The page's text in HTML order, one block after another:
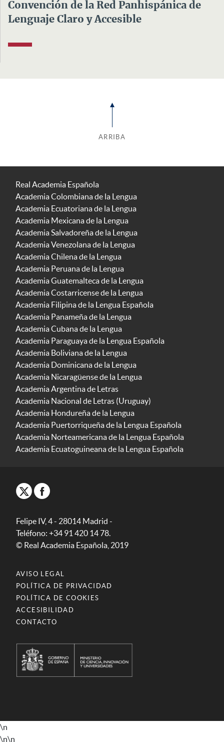
Convención de la Red Panhispánica de
Lenguaje Claro y Accesible
ARRIBA
Real Academia Española
Academia Colombiana de la Lengua
Academia Ecuatoriana de la Lengua
Academia Mexicana de la Lengua
Academia Salvadoreña de la Lengua
Academia Venezolana de la Lengua
Academia Chilena de la Lengua
Academia Peruana de la Lengua
Academia Guatemalteca de la Lengua
Academia Costarricense de la Lengua
Academia Filipina de la Lengua Española
Academia Panameña de la Lengua
Academia Cubana de la Lengua
Academia Paraguaya de la Lengua Española
Academia Boliviana de la Lengua
Academia Dominicana de la Lengua
Academia Nicaragüense de la Lengua
Academia Argentina de Letras
Academia Nacional de Letras (Uruguay)
Academia Hondureña de la Lengua
Academia Puertorriqueña de la Lengua Española
Academia Norteamericana de la Lengua Española
Academia Ecuatoguineana de la Lengua Española
Felipe IV, 4 - 28014 Madrid -
Teléfono: +34 91 420 14 78.
© Real Academia Española, 2019
AVISO LEGAL
POLÍTICA DE PRIVACIDAD
POLÍTICA DE COOKIES
ACCESIBILIDAD
CONTACTO
\n
\n\n